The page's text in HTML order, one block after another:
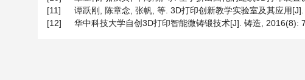
[11]
谭跃刚, 陈章念, 张帆, 等. 3D打印创新教学实验室及其应用
[12]
华中科技大学自创3D打印智能微铸锻技术[J]. 铸造, 2016(8):